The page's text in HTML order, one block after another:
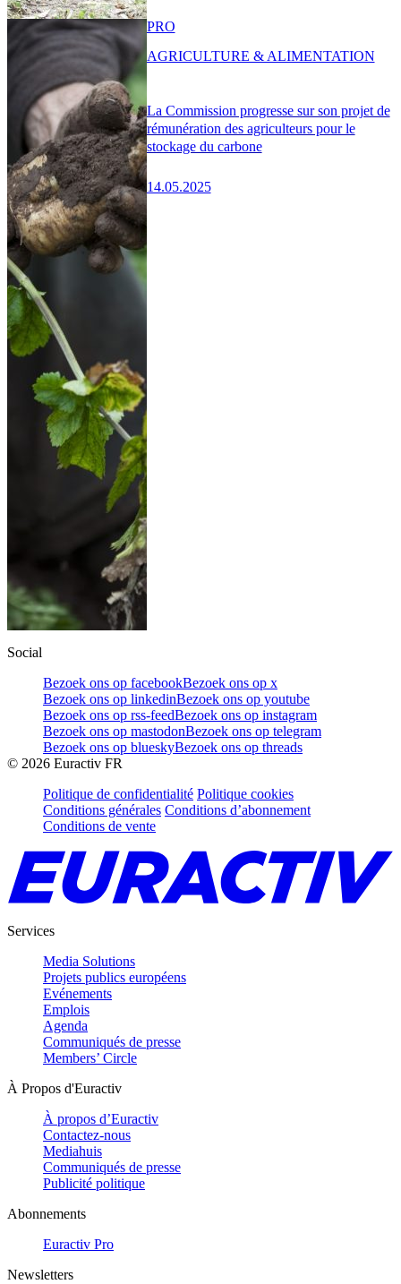
La Commission progresse sur son projet de
rémunération des agriculteurs pour le
stockage du carbone
14.05.2025
PRO
AGRICULTURE & ALIMENTATION
Social
Bezoek ons op facebookBezoek ons op x
Bezoek ons op linkedinBezoek ons op youtube
Bezoek ons op rss-feedBezoek ons op instagram
Bezoek ons op mastodonBezoek ons op telegram
Bezoek ons op blueskyBezoek ons op threads
© 2026 Euractiv FR
Politique de confidentialité Politique cookies
Conditions générales Conditions d’abonnement
Conditions de vente
Services
Media Solutions
Projets publics européens
Evénements
Emplois
Agenda
Communiqués de presse
Members’ Circle
À Propos d'Euractiv
À propos d’Euractiv
Contactez-nous
Mediahuis
Communiqués de presse
Publicité politique
Abonnements
Euractiv Pro
Newsletters